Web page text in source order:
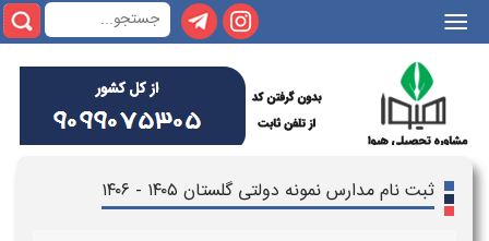
|||
ثبت نام مدارس نمونه دولتی گلستان ​​۱۴۰۵ - ۱۴۰۶